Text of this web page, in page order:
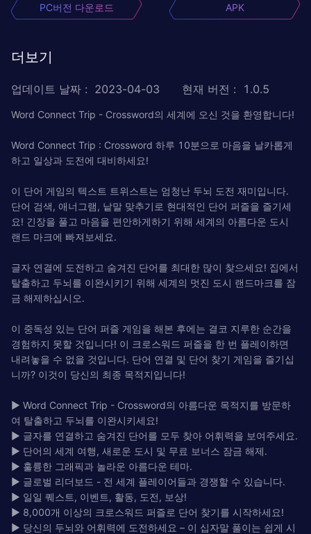
PC버전 다운로드 APK
더보기
업데이트 날짜 : 2023-04-03 현재 버전 : 1.0.5
Word Connect Trip - Crossword의 세계에 오신 것을 환영합니다!
Word Connect Trip : Crossword 하루 10분으로 마음을 날카롭게
하고 일상과 도전에 대비하세요!
이 단어 게임의 텍스트 트위스트는 엄청난 두뇌 도전 재미입니다.
단어 검색, 애너그램, 낱말 맞추기로 현대적인 단어 퍼즐을 즐기세
요! 긴장을 풀고 마음을 편안하게하기 위해 세계의 아름다운 도시
랜드 마크에 빠져보세요.
글자 연결에 도전하고 숨겨진 단어를 최대한 많이 찾으세요! 집에서
탈출하고 두뇌를 이완시키기 위해 세계의 멋진 도시 랜드마크를 잠
금 해제하십시오.
이 중독성 있는 단어 퍼즐 게임을 해본 후에는 결코 지루한 순간을
경험하지 못할 것입니다! 이 크로스워드 퍼즐을 한 번 플레이하면
내려놓을 수 없을 것입니다. 단어 연결 및 단어 찾기 게임을 즐기십
니까? 이것이 당신의 최종 목적지입니다!
► Word Connect Trip - Crossword의 아름다운 목적지를 방문하
여 탈출하고 두뇌를 이완시키세요!
► 글자를 연결하고 숨겨진 단어를 모두 찾아 어휘력을 보여주세요.
► 단어의 세계 여행, 새로운 도시 및 무료 보너스 잠금 해제.
► 훌륭한 그래픽과 놀라운 아름다운 테마.
► 글로벌 리더보드 - 전 세계 플레이어들과 경쟁할 수 있습니다.
► 일일 퀘스트, 이벤트, 활동, 도전, 보상!
► 8,000개 이상의 크로스워드 퍼즐로 단어 찾기를 시작하세요!
► 당신의 두뇌와 어휘력에 도전하세요 – 이 십자말 풀이는 쉽게 시